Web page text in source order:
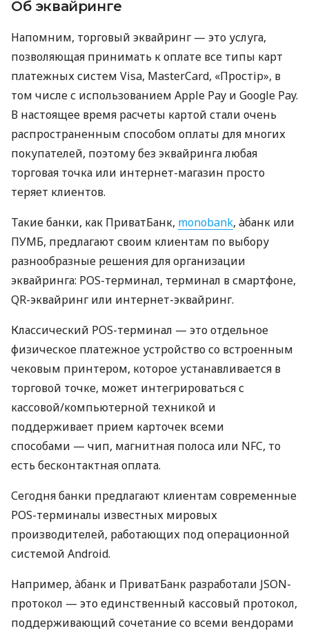
Об эквайринге
Напомним, торговый эквайринг — это услуга,
позволяющая принимать к оплате все типы карт
платежных систем Visa, MasterCard, «Простір», в
том числе с использованием Apple Pay и Google Pay.
В настоящее время расчеты картой стали очень
распространенным способом оплаты для многих
покупателей, поэтому без эквайринга любая
торговая точка или интернет-магазин просто
теряет клиентов.
Такие банки, как ПриватБанк, monobank, àбанк или
ПУМБ, предлагают своим клиентам по выбору
разнообразные решения для организации
эквайринга: POS-терминал, терминал в смартфоне,
QR-эквайринг или интернет-эквайринг.
Классический POS-терминал — это отдельное
физическое платежное устройство со встроенным
чековым принтером, которое устанавливается в
торговой точке, может интегрироваться с
кассовой/компьютерной техникой и
поддерживает прием карточек всеми
способами — чип, магнитная полоса или NFC, то
есть бесконтактная оплата.
Сегодня банки предлагают клиентам современные
POS-терминалы известных мировых
производителей, работающих под операционной
системой Android.
Например, àбанк и ПриватБанк разработали JSON-
протокол — это единственный кассовый протокол,
поддерживающий сочетание со всеми вендорами